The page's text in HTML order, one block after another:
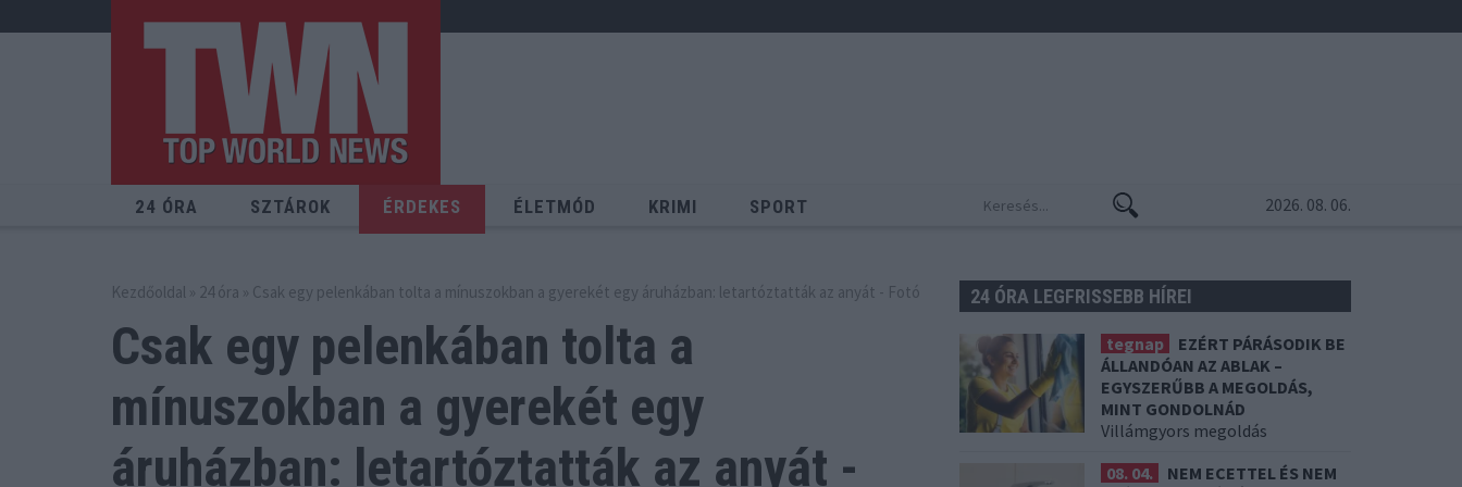
24 ÓRA SZTÁROK ÉRDEKES ÉLETMÓD KRIMI SPORT 2026. 08. 06.
Kezdőoldal » 24 óra » Csak egy pelenkában tolta a mínuszokban a gyerekét egy áruházban: letartóztatták az anyát - Fotó
Csak egy pelenkában tolta a
mínuszokban a gyerekét egy
áruházban: letartóztatták az anyát -
24 ÓRA LEGFRISSEBB HÍREI
tegnap
EZÉRT PÁRÁSODIK BE
ÁLLANDÓAN AZ ABLAK –
EGYSZERŰBB A MEGOLDÁS,
MINT GONDOLNÁD
Villámgyors megoldás
08. 04.
NEM ECETTEL ÉS NEM